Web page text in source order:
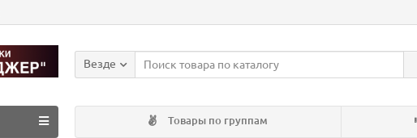
Везде
Товары по группам